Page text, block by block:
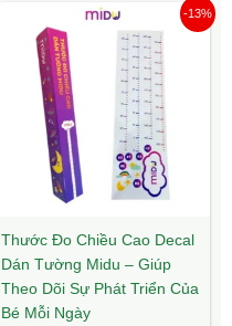
-13%
Thước Đo Chiều Cao Decal
Dán Tường Midu – Giúp
Theo Dõi Sự Phát Triển Của
Bé Mỗi Ngày
Giá
gốc
là:
55.000 ₫.
hiện
tại
là:
48.000 ₫.